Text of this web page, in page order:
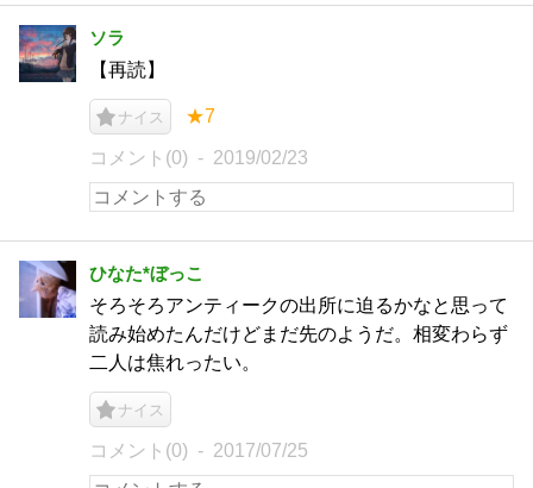
ソラ
【再読】
ナイス ★7
コメント(0) 2019/02/23
ひなた*ぼっこ
そろそろアンティークの出所に迫るかなと思って
読み始めたんだけどまだ先のようだ。相変わらず
二人は焦れったい。
ナイス
コメント(0) 2017/07/25